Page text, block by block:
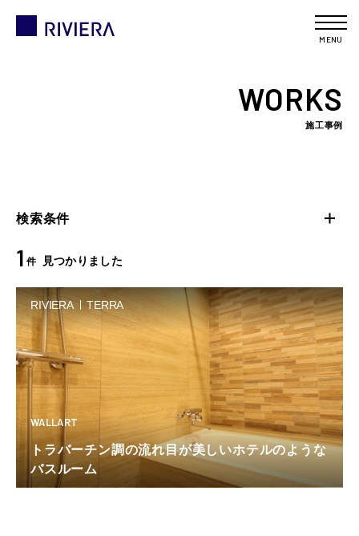
MENU
WORKS
施工事例
1 件 見つかりました
RIVIERA TERRA
WALLART
トラバーチン調の流れ目が美しいホテルのような
バスルーム
検索条件